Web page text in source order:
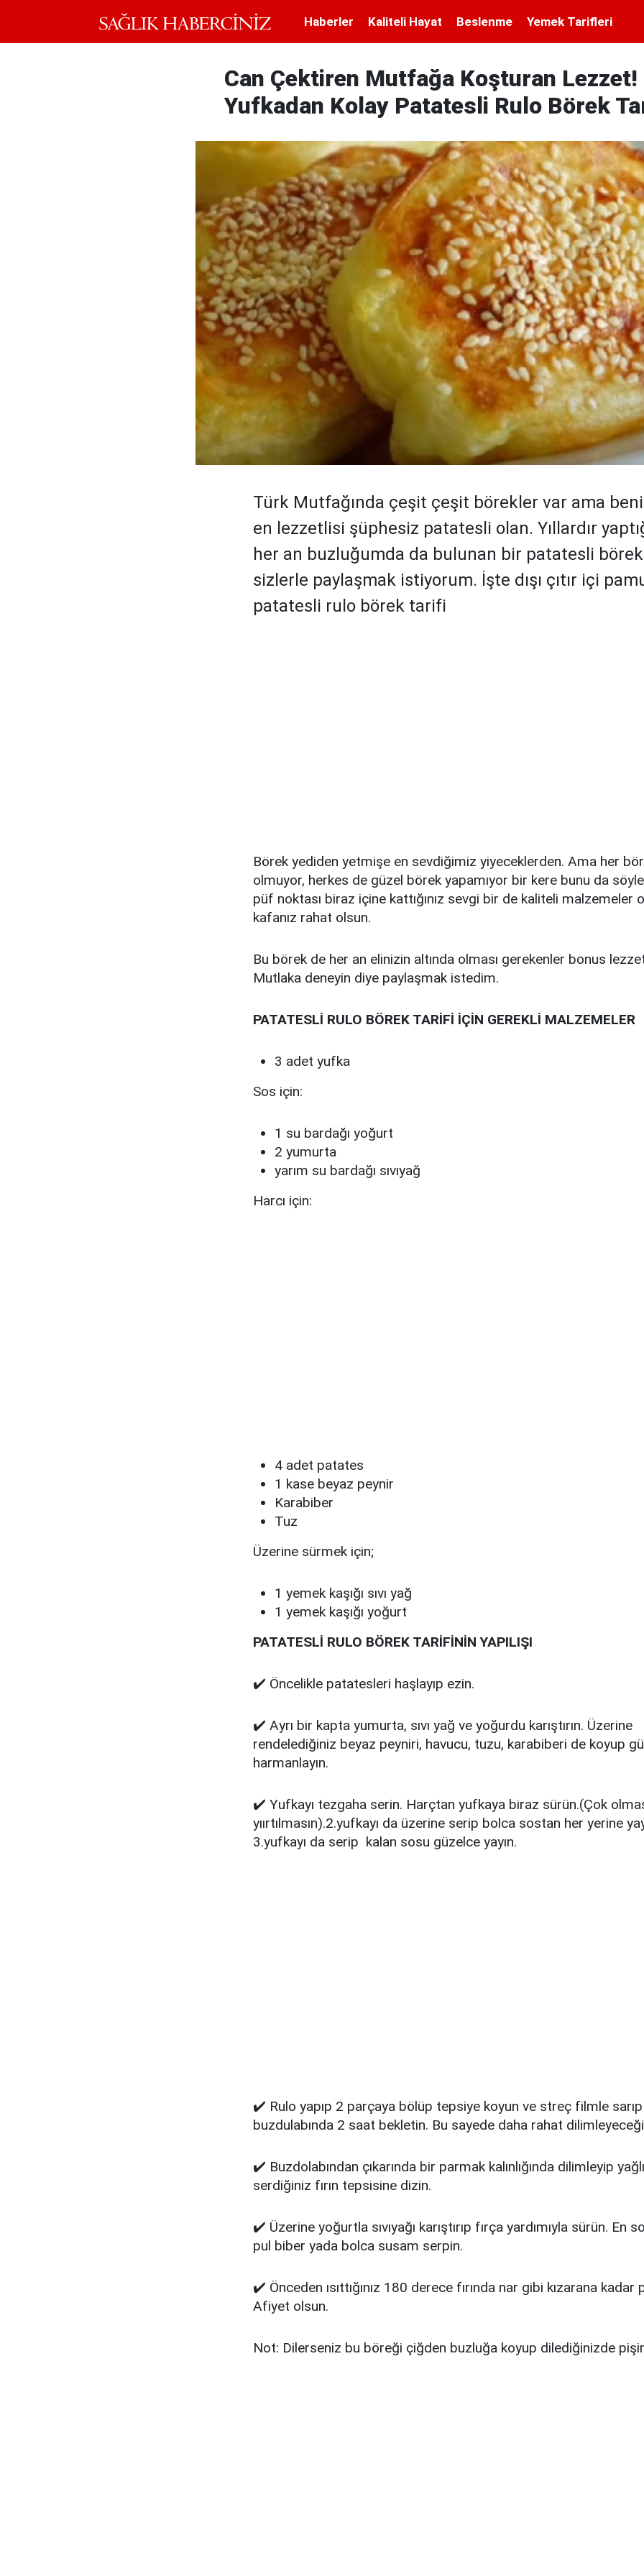
Haberler Kaliteli Hayat Beslenme Yemek Tarifleri
Can Çektiren Mutfağa Koşturan Lezzet!
Yufkadan Kolay Patatesli Rulo Börek
Türk Mutfağında çeşit çeşit börekler var ama
en lezzetlisi şüphesiz patatesli olan. Yıllardır
her an buzluğumda da bulunan bir patatesli
sizlerle paylaşmak istiyorum. İşte dışı çıtır içi
patatesli rulo börek tarifi
Börek yediden yetmişe en sevdiğimiz yiyeceklerden. Ama her
olmuyor, herkes de güzel börek yapamıyor bir kere bunu da
püf noktası biraz içine kattığınız sevgi bir de kaliteli malzemeler
kafanız rahat olsun.
Bu börek de her an elinizin altında olması gerekenler bonus
Mutlaka deneyin diye paylaşmak istedim.
PATATESLİ RULO BÖREK TARİFİ İÇİN GEREKLİ MALZEMELER
3 adet yufka
Sos için:
1 su bardağı yoğurt
2 yumurta
yarım su bardağı sıvıyağ
Harcı için:
4 adet patates
1 kase beyaz peynir
Karabiber
Tuz
Üzerine sürmek için;
1 yemek kaşığı sıvı yağ
1 yemek kaşığı yoğurt
PATATESLİ RULO BÖREK TARİFİNİN YAPILIŞI
✔️ Öncelikle patatesleri haşlayıp ezin.
✔️ Ayrı bir kapta yumurta, sıvı yağ ve yoğurdu karıştırın. Üzerine
rendelediğiniz beyaz peyniri, havucu, tuzu, karabiberi de koyup
harmanlayın.
✔️ Yufkayı tezgaha serin. Harçtan yufkaya biraz sürün.(Çok
yıırtılmasın).2.yufkayı da üzerine serip bolca sostan her yerine
3.yufkayı da serip kalan sosu güzelce yayın.
✔️ Rulo yapıp 2 parçaya bölüp tepsiye koyun ve streç filmle sarıp
buzdulabında 2 saat bekletin. Bu sayede daha rahat
✔️ Buzdolabından çıkarında bir parmak kalınlığında dilimleyip
serdiğiniz fırın tepsisine dizin.
✔️ Üzerine yoğurtla sıvıyağı karıştırıp fırça yardımıyla sürün. En
pul biber yada bolca susam serpin.
✔️ Önceden ısıttığınız 180 derece fırında nar gibi kızarana kadar
Afiyet olsun.
Not: Dilerseniz bu böreği çiğden buzluğa koyup dilediğinizde